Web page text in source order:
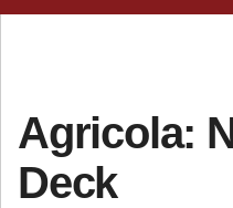
Agricola:
Deck